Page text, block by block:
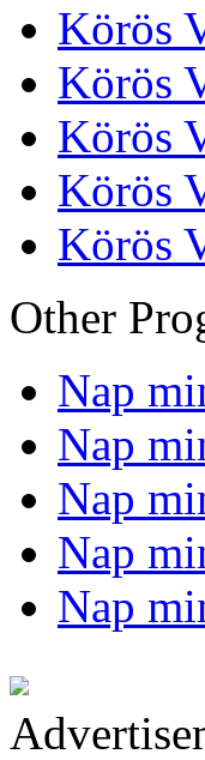
Körös
Körös
Körös
Körös
Körös
Other
Nap
Nap
Nap
Nap
Nap